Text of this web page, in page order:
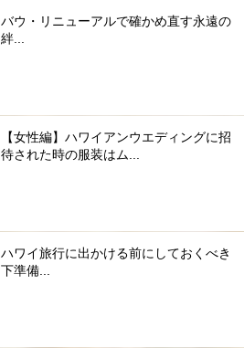
バウ・リニューアルで確かめ直す永遠の
絆...
【女性編】ハワイアンウエディングに招
待された時の服装はム...
ハワイ旅行に出かける前にしておくべき
下準備...